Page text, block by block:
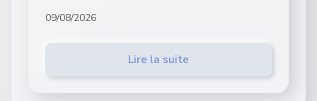
09/08/2026
Lire la suite